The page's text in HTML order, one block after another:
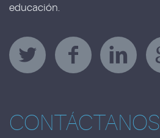
educación.
CONTÁCTANOS